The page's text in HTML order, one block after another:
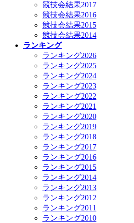
競技会結果2017
競技会結果2016
競技会結果2015
競技会結果2014
ランキング
ランキング2026
ランキング2025
ランキング2024
ランキング2023
ランキング2022
ランキング2021
ランキング2020
ランキング2019
ランキング2018
ランキング2017
ランキング2016
ランキング2015
ランキング2014
ランキング2013
ランキング2012
ランキング2011
ランキング2010